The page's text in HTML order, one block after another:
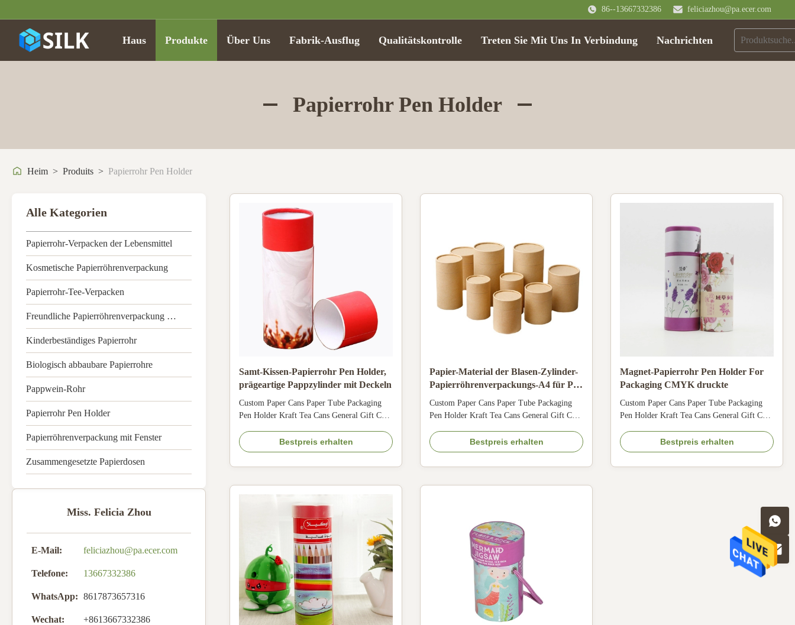
86--13667332386 feliciazhou@pa.ecer.com
Haus Produkte Über Uns Fabrik-Ausflug Qualitätskontrolle Treten Sie Mit Uns In Verbindung Nachrichten
Papierrohr Pen Holder
Heim > Produits > Papierrohr Pen Holder
Alle Kategorien
Papierrohr-Verpacken der Lebensmittel
Kosmetische Papierröhrenverpackung
Papierrohr-Tee-Verpacken
Freundliche Papierröhrenverpackung Eco
Kinderbeständiges Papierrohr
Biologisch abbaubare Papierrohre
Pappwein-Rohr
Papierrohr Pen Holder
Papierröhrenverpackung mit Fenster
Zusammengesetzte Papierdosen
Miss. Felicia Zhou
E-Mail: feliciazhou@pa.ecer.com
Telefone: 13667332386
WhatsApp: 8617873657316
Wechat: +8613667332386
Samt-Kissen-Papierrohr Pen Holder,
prägeartige Pappzylinder mit Deckeln
Custom Paper Cans Paper Tube Packaging
Pen Holder Kraft Tea Cans General Gift Cans
Pantone color, customized Material Art
paper/ special paper/fancy paper, kraft paper,
cardboard Logo Full color, golden hot
Bestpreis erhalten
Papier-Material der Blasen-Zylinder-
Papierröhrenverpackungs-A4 für Pen
Presentation
Custom Paper Cans Paper Tube Packaging
Pen Holder Kraft Tea Cans General Gift Cans
Pantone color, customized Material Art
paper/ special paper/fancy paper, kraft paper,
cardboard Logo Full color, golden hot
Bestpreis erhalten
Magnet-Papierrohr Pen Holder For
Packaging CMYK druckte
Custom Paper Cans Paper Tube Packaging
Pen Holder Kraft Tea Cans General Gift Cans
Pantone color, customized Material Art
paper/ special paper/fancy paper, kraft paper,
cardboard Logo Full color, golden hot
Bestpreis erhalten